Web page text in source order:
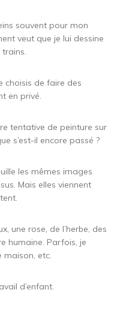
souvent pour mon
veut que je lui dessine
choisis de faire des
en privé.
tentative de peinture sur
s’est-il encore passé ?
les mêmes images
Mais elles viennent
une rose, de l’herbe, des
humaine. Parfois, je
maison, etc.
d’enfant.